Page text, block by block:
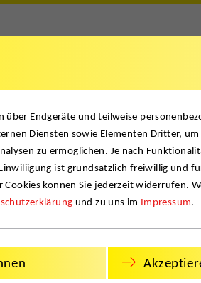
Endgeräte und teilweise
Diensten sowie Elementen Dritter,
zu ermöglichen. Je nach
ist grundsätzlich freiwillig und
können Sie jederzeit widerrufen.
und zu uns im Impressum.